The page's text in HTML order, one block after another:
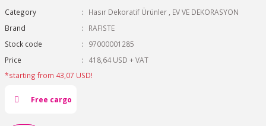
Category Hasır Dekoratif Ürünler
EV VE DEKORASYON
Brand
RAFISTE
Stock code
97000001285
Price
418,64 USD + VAT
*starting from 43,07 USD!
Free cargo